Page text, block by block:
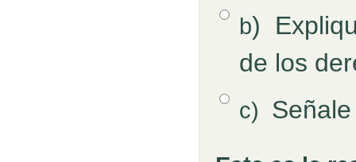
Opción 2
b)
de los
Opción 3c)